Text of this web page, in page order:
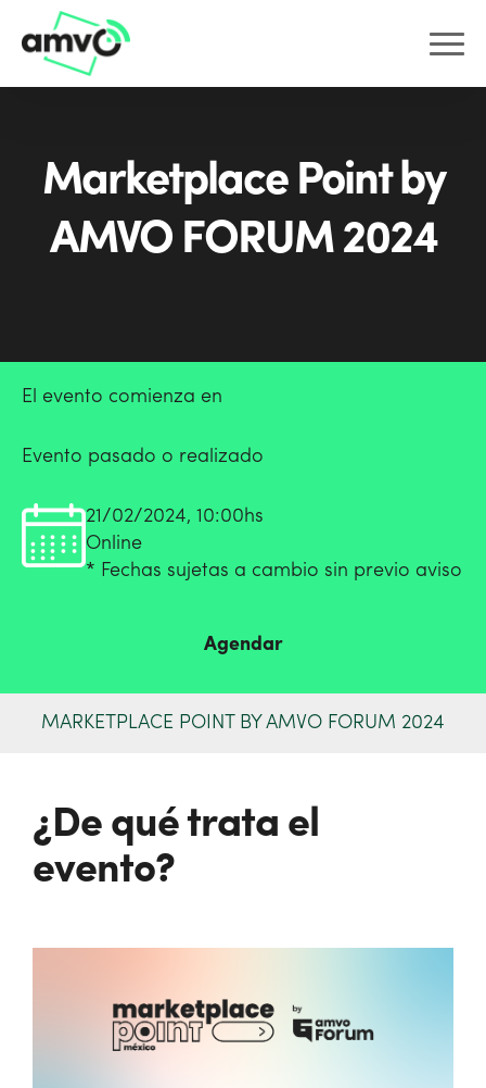
Marketplace Point by
AMVO FORUM 2024
El evento comienza en
Evento pasado o realizado
21/02/2024, 10:00hs
Online
* Fechas sujetas a cambio sin previo aviso
Agendar
MARKETPLACE POINT BY AMVO FORUM 2024
¿De qué trata el
evento?